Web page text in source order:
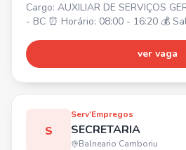
Cargo: AUXILIAR DE SERVIÇOS GERAIS 📍 Sala de
- BC ⏰ Horário: 08:00 - 16:20 💰
Saúde e Odontológico.
ver vaga
S
Serv'Empregos
SECRETARIA
Balneario Camboriu